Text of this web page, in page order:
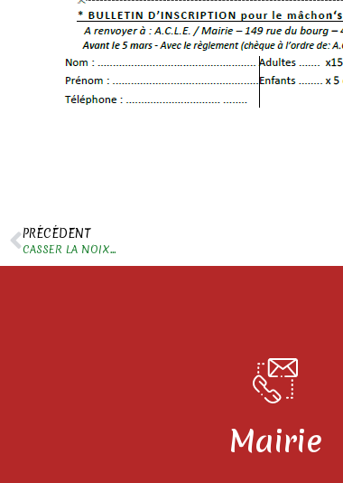
PRÉCÉDENT
CASSER LA NOIX…
Mairie